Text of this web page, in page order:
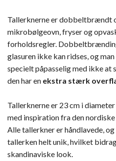
Tallerknerne er dobbeltbrændt
mikrobølgeovn, fryser og
forholdsregler.
glasuren ikke kan ridses, og
specielt påpasselig med ikke at
den har en ekstra stærk
Tallerknerne er 23 cm i
med inspiration fra den
Alle tallerkner er håndlavede,
tallerken helt unik, hvilket
skandinaviske look.